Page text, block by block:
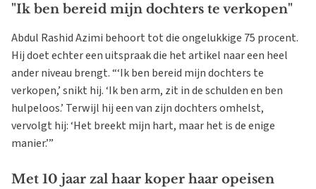
"Ik ben bereid mijn dochters te verkopen"
Abdul Rashid Azimi behoort tot die ongelukkige 75 procent.
Hij doet echter een uitspraak die het artikel naar een heel
ander niveau brengt. “‘Ik ben bereid mijn dochters te
verkopen,’ snikt hij. ‘Ik ben arm, zit in de schulden en ben
hulpeloos.’ Terwijl hij een van zijn dochters omhelst,
vervolgt hij: ‘Het breekt mijn hart, maar het is de enige
manier.’”
Met 10 jaar zal haar koper haar opeisen